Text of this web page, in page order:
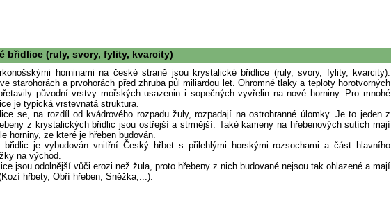
břidlice (ruly, svory, fylity, kvarcity)
horninami na české straně jsou krystalické břidlice (ruly, svory, fylity, kvarcity).
starohorách a prvohorách před zhruba půl miliardou let. Ohromné tlaky a teploty horotvorných
původní vrstvy mořských usazenin i sopečných vyvřelin na nové horniny. Pro mnohé
je typická vrstevnatá struktura.
se, na rozdíl od kvádrového rozpadu žuly, rozpadají na ostrohranné úlomky. Je to jeden z
z krystalických břidlic jsou ostřejší a strmější. Také kameny na hřebenových sutích mají
horniny, ze které je hřeben budován.
břidlic je vybudován vnitřní Český hřbet s přilehlými horskými rozsochami a část hlavního
na východ.
jsou odolnější vůči erozi než žula, proto hřebeny z nich budované nejsou tak ohlazené a mají
hřbety, Obří hřeben, Sněžka,...).